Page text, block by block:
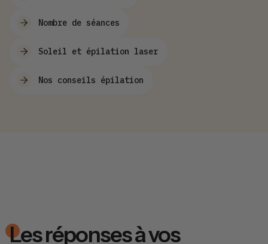
Nombre de séances
Soleil et épilation laser
Nos conseils épilation
Les réponses à vos